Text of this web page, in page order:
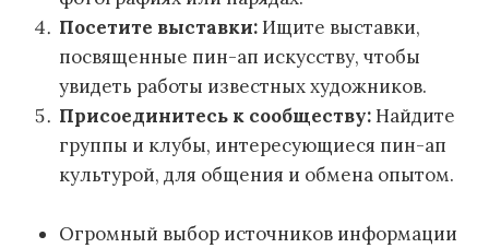
Посетите выставки:Ищите выставки,
посвященные пин-ап искусству, чтобы
увидеть работы известных художников.
Присоединитесь к сообществу:Найдите
группы и клубы, интересующиеся пин-ап
культурой, для общения и обмена опытом.
Огромный выбор источников информации